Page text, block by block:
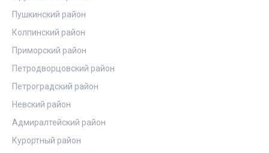
Пушкинский район
Колпинский район
Приморский район
Петродворцовский район
Петроградский район
Невский район
Адмиралтейский район
Курортный район